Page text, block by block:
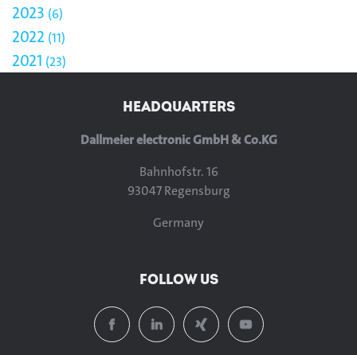
2023 6
2022 11
2021 23
HEADQUARTERS
Dallmeier electronic GmbH & Co.KG
Bahnhofstr. 16
93047 Regensburg
Germany
FOLLOW US